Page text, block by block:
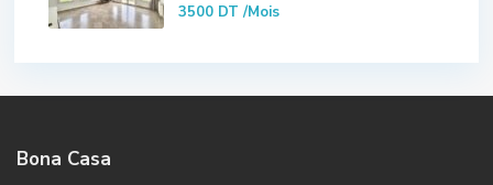
3500 DT/Mois
Bona Casa